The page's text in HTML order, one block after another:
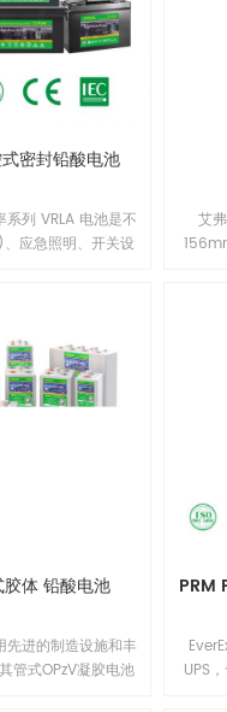
密封铅酸电池
列 VRLA 电池是不
应急照明、开关设
先进的制造工艺相
用生产最具成本效
解决方案。1
艾
靠
件，
造工
装材
的
档工
功
体 铅酸电池
先进的制造设施和丰
管式OPzV凝胶电池
PRM
UPS